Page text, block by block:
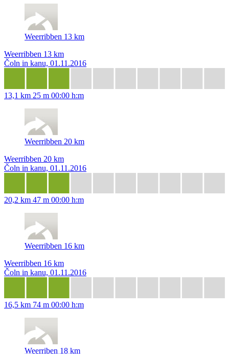
Weerribben 13 km
Weerribben 13 km
Čoln in kanu, 01.11.2016
13,1 km 25 m 00:00 h:m
Weerribben 20 km
Weerribben 20 km
Čoln in kanu, 01.11.2016
20,2 km 47 m 00:00 h:m
Weerribben 16 km
Weerribben 16 km
Čoln in kanu, 01.11.2016
16,5 km 74 m 00:00 h:m
Weerriben 18 km